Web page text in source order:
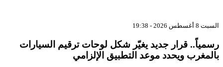
8 أغسطس 2026 - 19:38
قرار جديد يغيّر شكل لوحات ترقيم السيارات
ويحدد موعد التطبيق الإلزامي